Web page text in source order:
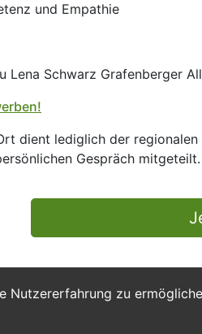
Nutzererfahrung zu
und Empathie
Lena Schwarz Grafenberger
dient lediglich der
Gespräch mitgeteilt.